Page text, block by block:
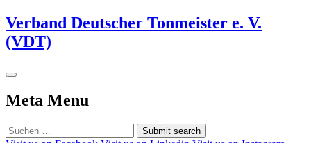
Verband Deutscher Tonmeister e. V.
(VDT)
Meta Menu
Submit search